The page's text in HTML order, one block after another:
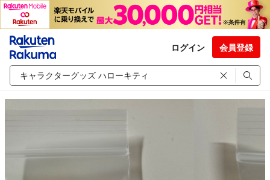
ログイン 会員登録